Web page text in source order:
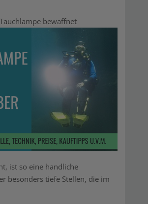
bewaffnet
ist so eine handliche
besonders tiefe Stellen, die im